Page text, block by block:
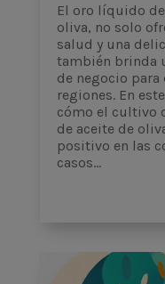
El oro líquido
oliva, no solo
salud y una
también brinda
de negocio
regiones. En
cómo el cultivo
de aceite de
positivo en las
casos...